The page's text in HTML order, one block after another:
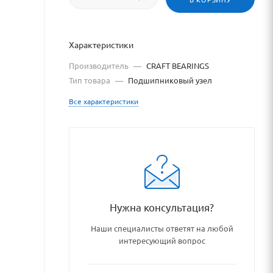
Характеристики
Производитель — CRAFT BEARINGS
Тип товара — Подшипниковый узел
Все характеристики
Нужна консультация?
Наши специалисты ответят на любой
интересующий вопрос